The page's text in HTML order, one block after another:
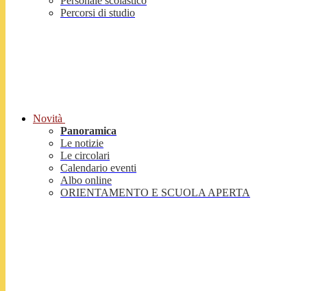
Percorsi di studio
Novità
Panoramica
Le notizie
Le circolari
Calendario eventi
Albo online
ORIENTAMENTO E SCUOLA APERTA